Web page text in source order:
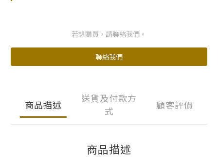
若想購買，請聯絡我們。
聯絡我們
商品描述
送貨及付款方
式
顧客評價
商品描述